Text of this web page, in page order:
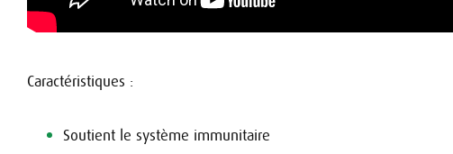
Caractéristiques :
Soutient le système immunitaire